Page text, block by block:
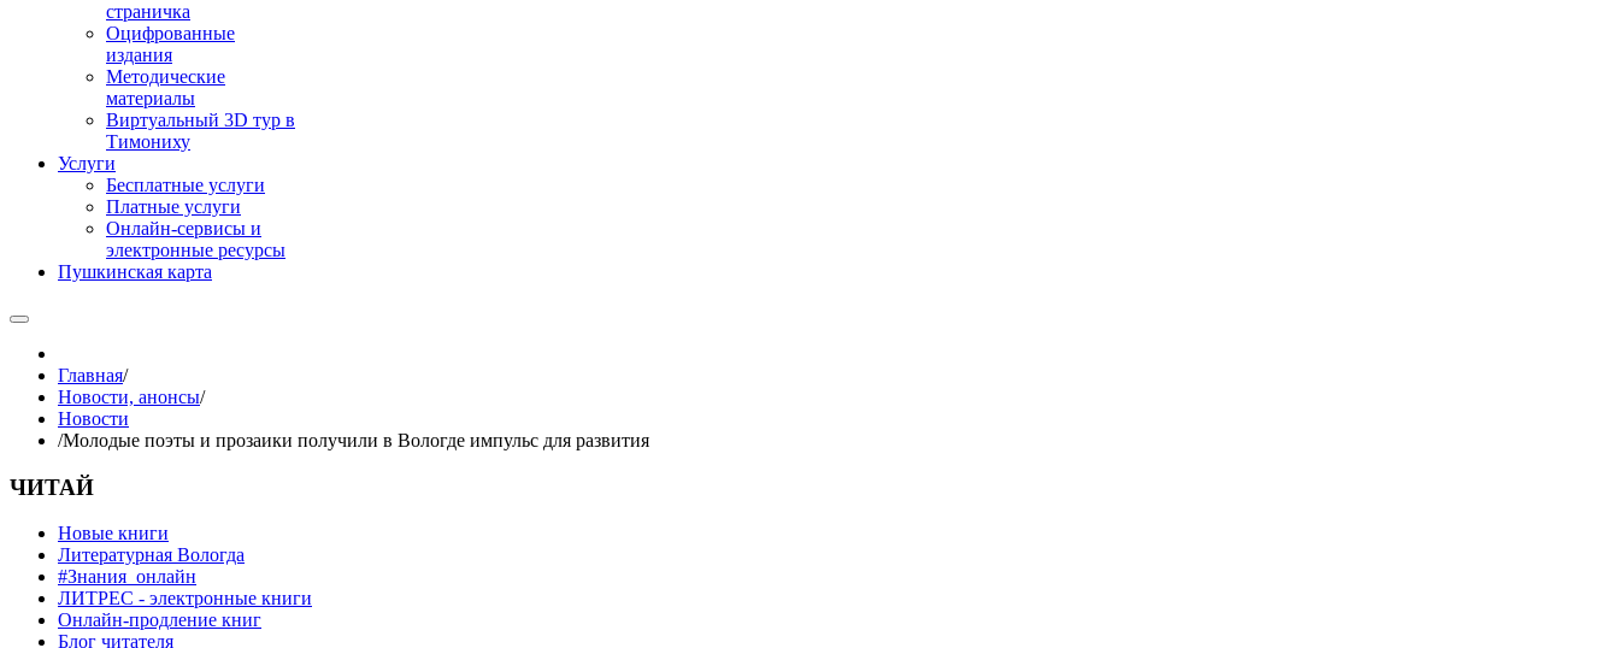
страничка
Оцифрованные
издания
Методические
материалы
Виртуальный 3D тур в
Тимониху
Услуги
Бесплатные услуги
Платные услуги
Онлайн-сервисы и
электронные ресурсы
Пушкинская карта
Главная/
Новости, анонсы/
Новости
/Молодые поэты и прозаики получили в Вологде импульс для развития
ЧИТАЙ
Новые книги
Литературная Вологда
#Знания_онлайн
ЛИТРЕС - электронные книги
Онлайн-продление книг
Блог читателя